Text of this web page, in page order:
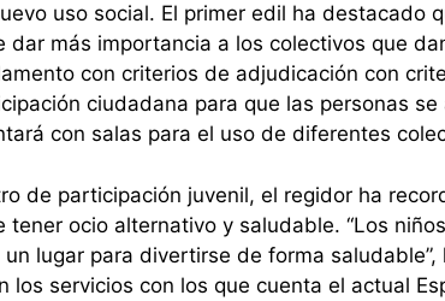
uso social. El primer edil ha destacado
dar más importancia a los colectivos que
con criterios de adjudicación con
ciudadana para que las personas se
con salas para el uso de diferentes
de participación juvenil, el regidor ha
ocio alternativo y saludable. “Los
lugar para divertirse de forma
los servicios con los que cuenta el actual